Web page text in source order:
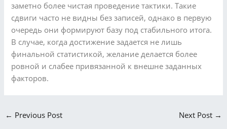
заметно более чистая проведение тактики. Такие
сдвиги часто не видны без записей, однако в первую
очередь они формируют базу под стабильного итога.
В случае, когда достижение задается не лишь
финальной статистикой, желание делается более
ровной и слабее привязанной к внешне заданных
факторов.
← Previous Post Next Post →